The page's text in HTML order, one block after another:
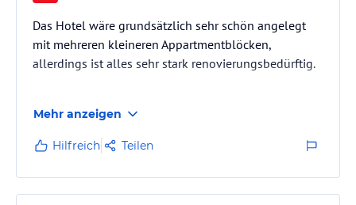
Das Hotel wäre grundsätzlich sehr schön angelegt
mit mehreren kleineren Appartmentblöcken,
allerdings ist alles sehr stark renovierungsbedürftig.
allerdings haben wir nur eine Schlüsselkarte
bekommen, was bei 4 Personen meiner Meinung
nach zu wenig ist.
Der Zustand des Zimmers war schon fast
Mehr anzeigen
Hilfreich Teilen